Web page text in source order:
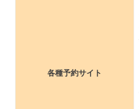
各種予約サイト